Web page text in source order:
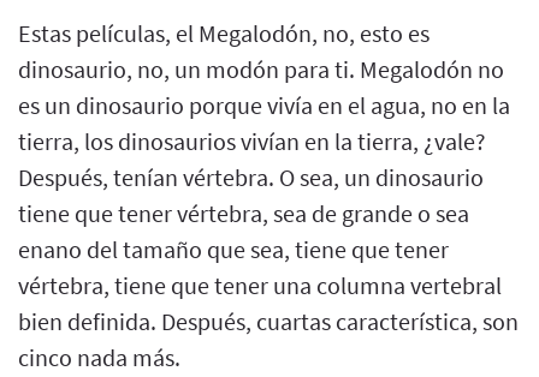
Estas películas, el Megalodón, no, esto es
dinosaurio, no, un modón para ti. Megalodón no
es un dinosaurio porque vivía en el agua, no en la
tierra, los dinosaurios vivían en la tierra, ¿vale?
Después, tenían vértebra. O sea, un dinosaurio
tiene que tener vértebra, sea de grande o sea
enano del tamaño que sea, tiene que tener
vértebra, tiene que tener una columna vertebral
bien definida. Después, cuartas característica, son
cinco nada más.